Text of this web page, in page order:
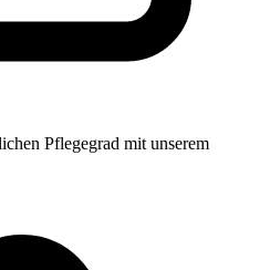
Pflegegrad mit unserem